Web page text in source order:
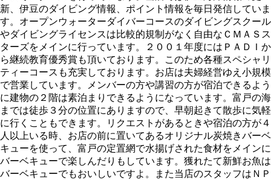
新、伊豆のダイビング情報、ポイント情報を毎日発信していま
す。オープンウォーターダイバーコースのダイビングスクール
やダイビングライセンスは比較的規制がなく自由なＣＭＡＳス
ターズをメインに行っています。２００１年度にはＰＡＤＩか
ら継続教育優秀賞も頂いております。このため各種スペシャリ
ティーコースも充実しております。お店は夫婦経営ゆえ小規模
で営業しています。メンバーの方や講習の方が宿泊できるよう
に建物の２階は素泊まりできるようになっています。富戸の海
までは徒歩３分の位置にありますので、早朝起きて散歩に気軽
に行くこともできます。リクエストがあるときや宿泊の方が４
人以上いる時、お店の前に置いてあるオリジナル炭焼きバーベ
キューを使って、富戸の定置網で水揚げされた食材をメインに
バーベキューで楽しんだりもしています。獲れたて新鮮お魚は
バーベキューでもおいしいですよ。また当店のスタッフはＮＰ